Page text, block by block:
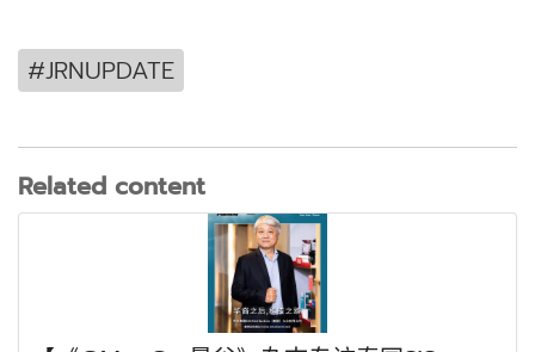
#JRNUPDATE
Related content